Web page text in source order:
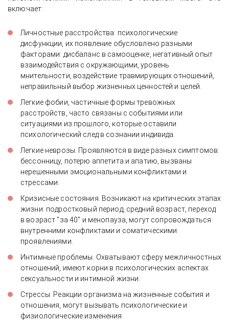
включает:
Личностные расстройства: психологические
дисфункции, их появление обусловлено разными
факторами: дисбаланс в самооценке, негативный опыт
взаимодействия с окружающими, уровень
мнительности, воздействие травмирующих отношений,
неправильный выбор жизненных ценностей и целей.
Легкие фобии, частичные формы тревожных
расстройств, часто связаны с событиями или
ситуациями из прошлого, которые оставили
психологический след в сознании индивида.
Легкие неврозы. Проявляются в виде разных симптомов:
бессонницу, потерю аппетита и апатию, вызваны
нерешенными эмоциональными конфликтами и
стрессами.
Кризисные состояния. Возникают на критических этапах
жизни: подростковый период, средний возраст, переход
в возраст "за 40" и менопауза, могут сопровождаться
внутренними конфликтами и соматическими
проявлениями.
Интимные проблемы. Охватывают сферу межличностных
отношений, имеют корни в психологических аспектах
сексуальности и интимной жизни.
Стрессы. Реакции организма на жизненные события и
отношения, могут вызывать психологические и
физиологические изменения.